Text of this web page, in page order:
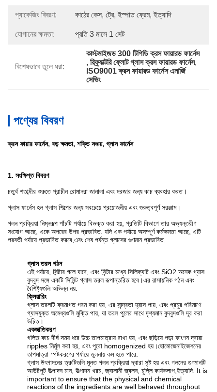
প্যাকেজিং বিবরণ: কাঠের কেস, ট্রে, ইস্পাত ফ্রেম, ইত্যাদি
যোগানের ক্ষমতা: প্রতি 3 মাসে 1 সেট
বিশেষভাবে তুলে ধরা:
কাস্টমাইজড 300 টিপিডি ক্রস ফায়ারড ফার্নেস
, রিফ্র্যাক্টরি ফ্লোট গ্লাস ক্রস ফায়ারড ফার্নেস,
ISO9001 ক্রস ফায়ারড ফার্নেস এনার্জি
সেভিং
পণ্যের বিবরণ
ক্রস ফায়ার ফার্নেস, বড় ক্ষমতা, শক্তি সঞ্চয়, গ্লাস ফার্নেস
1. সংক্ষিপ্ত বিবরণ
চতুর্থ শতাব্দীর শুরুতে প্রাচীন রোমানরা জানালা এবং দরজার জন্য কাচ ব্যবহার করত।
গ্লাস ফার্নেস হল গ্লাস শিল্পের জন্য সবচেয়ে প্রয়োজনীয় এবং গুরুত্বপূর্ণ সরঞ্জাম।
গলন প্রক্রিয়া নিম্নরূপ পাঁচটি পর্যায়ে বিভক্ত করা হয়, প্রতিটি বিভাগে তার অভ্যন্তরীণ
সংযোগ আছে, একে অপরের উপর প্রভাবিত. যদি এক পর্যায়ে অসম্পূর্ণ কর্মক্ষমতা আছে, এটি
পরবর্তী পর্যায়ে প্রভাবিত করবে,এবং শেষ পর্যন্ত গ্লাসের গুণমান প্রভাবিত.
গ্লাস তরল গঠন
এই পর্যায়ে, সিন্টার গলে যাবে, এবং সিন্টার মধ্যে সিলিক্যাট এবং SiO2 অনেক গ্যাস
বুদবুদ সঙ্গে একটি সিলিন্ট গ্লাস তরল রূপান্তরিত হবে।এর রাসায়নিক গঠন এবং
বৈশিষ্ট্যগুলি অভিন্ন নয়.
ক্লিয়ারিং
গ্লাস তরলটি ক্রমাগত গরম করা হয়, এর সান্দ্রতা হ্রাস পায়, এবং প্রচুর পরিমাণে
গ্যাসযুক্ত অমেধ্যগুলি মুক্তি পায়, যা তরল পুলের সাথে দৃশ্যমান বুদবুদগুলি দূর করা
উচিত।
একজাতিকরণ
গলিত কাচ দীর্ঘ সময় ধরে উচ্চ তাপমাত্রায় রাখা হয়, এবং ছড়িয়ে পড়া ফাংশন দ্বারা
ripples নির্মূল করা হয়, এবং পুরো homogenized হয়।হোমোজেনাইজেশনের
তাপমাত্রা স্পষ্টকরণের পর্যায়ে তুলনায় কম হতে পারে.
গ্লাস উৎপাদনের ত্রুটিগুলি মূলত গলন প্রক্রিয়া দ্বারা সৃষ্ট হয় এবং গলনের গুণমানটি
আউটপুট উত্পাদন মান, উত্পাদন খরচ, জ্বালানী জ্বলন, চুল্লি কার্যকলাপ,ইত্যাদি. It is
important to ensure that the physical and chemical
reactions of the ingredients are well behaved throughout